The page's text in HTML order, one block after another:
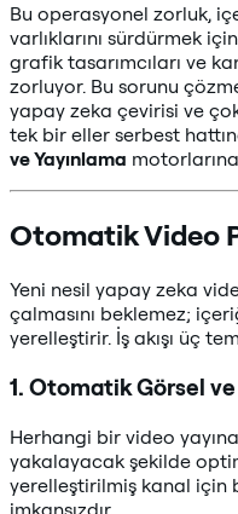
Bu operasyonel zorluk,
varlıklarını sürdürmek
grafik tasarımcıları ve
zorluyor. Bu sorunu
yapay zeka çevirisi ve
tek bir eller serbest
ve Yayınlama
Otomatik Video
Yeni nesil yapay zeka
çalmasını beklemez;
yerelleştirir. İş akışı üç
1. Otomatik Görsel
Herhangi bir video
yakalayacak şekilde
yerelleştirilmiş kanal için
imkansızdır.